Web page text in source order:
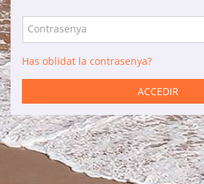
Empresa
Localització
Serveis
Lloguer de cotxes
Manteniment
Reformes
Contrasenya
Has oblidat la contrasenya?
ACCEDIR